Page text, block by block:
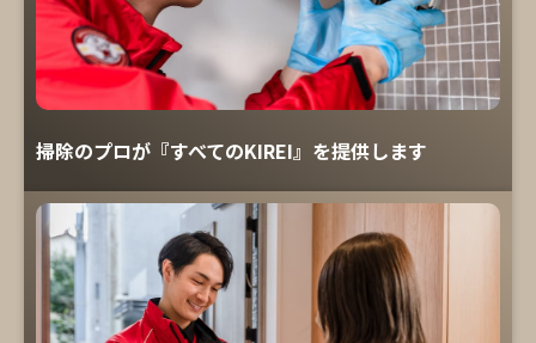
掃除のプロが『すべてのKIREI』を提供します